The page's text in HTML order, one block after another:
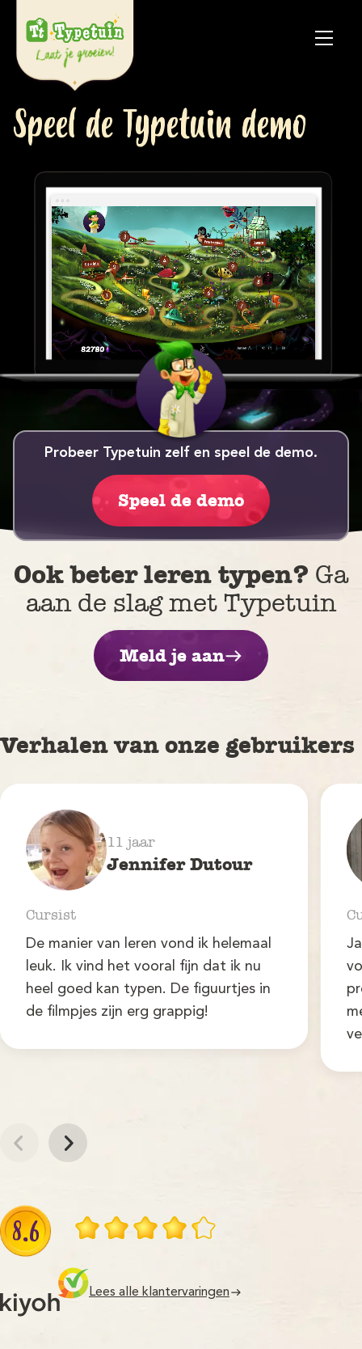
Speel de Typetuin demo
Probeer Typetuin zelf en speel de demo.
Speel de demo
Ook beter leren typen? Ga
aan de slag met Typetuin
Meld je aan
Verhalen van onze gebruikers
11 jaar
Jennifer Dutour
Cursist
De manier van leren vond ik helemaal
leuk. Ik vind het vooral fijn dat ik nu
heel goed kan typen. De figuurtjes in
de filmpjes zijn erg grappig!
8.6
Lees alle klantervaringen